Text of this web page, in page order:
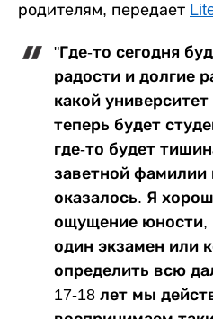
родителям, передает
"Где-то сегодня
радости и долгие
какой
теперь будет
где-то будет
заветной фамилии
оказалось. Я
ощущение юности,
один экзамен или
определить всю
17-18 лет мы